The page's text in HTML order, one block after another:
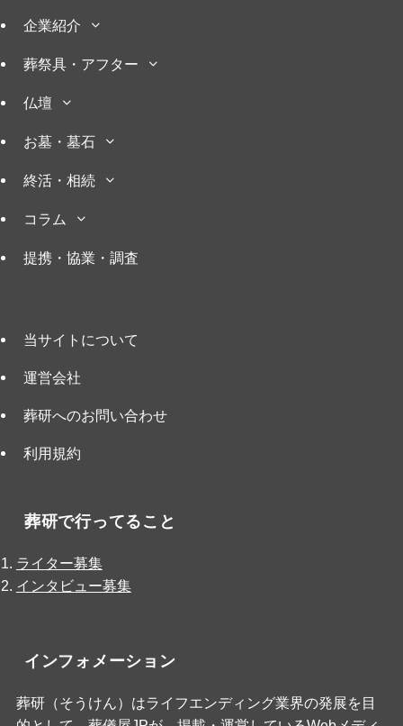
企業紹介
葬祭具・アフター
仏壇
お墓・墓石
終活・相続
コラム
提携・協業・調査
当サイトについて
運営会社
葬研へのお問い合わせ
利用規約
葬研で行ってること
ライター募集
インタビュー募集
インフォメーション
葬研（そうけん）はライフエンディング業界の発展を目